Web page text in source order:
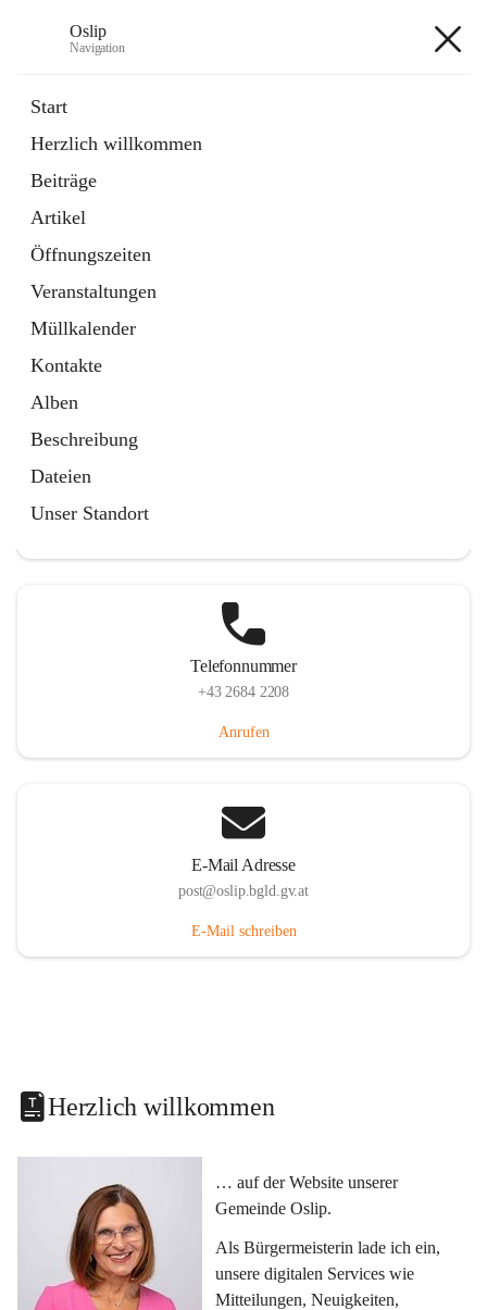
Oslip
Navigation
Start
Herzlich willkommen
Beiträge
Artikel
Öffnungszeiten
Veranstaltungen
Müllkalender
Kontakte
Alben
Beschreibung
Dateien
Unser Standort
Externe Webseite
in
Tab
Bundeskanzleramt Österreich
Externe Webseite
öffnet
in
neuem
Tab
Telefonnummer
+43 2684 2208
Anrufen
E-Mail Adresse
post@oslip.bgld.gv.at
E-Mail schreiben
Herzlich willkommen
… auf der Website unserer
Gemeinde Oslip.
Als Bürgermeisterin lade ich ein,
unsere digitalen Services wie
Mitteilungen, Neuigkeiten,